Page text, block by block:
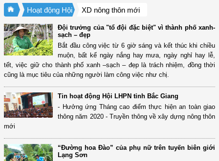
Hoạt động Hội XD nông thôn mới
Đội trưởng của "tổ đội đặc biệt" vì thành phố xanh-
sạch – đẹp
Bắt đầu công việc từ 6 giờ sáng và kết thúc khi chiều
muộn, bất kể ngày nắng hay mưa, ngày nghỉ hay lễ,
tết, việc giữ cho thành phố xanh –sạch – đẹp là trách nhiệm, đồng thời
cũng là mục tiêu của những người làm công việc như chị.
Tin hoạt động Hội LHPN tỉnh Bắc Giang
- Hưởng ứng Tháng cao điểm thực hiện an toàn giao
thông năm 2020 - Truyền thông về xây dựng nông thôn
mới
“Đường hoa Đào” của phụ nữ trên tuyến biên giới
Lạng Sơn